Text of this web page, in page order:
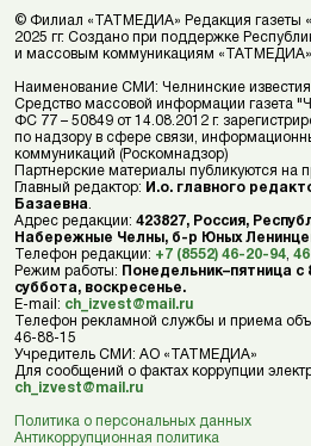
© Филиал «ТАТМЕДИА» Редакция газеты
2025 гг. Создано при поддержке
и массовым коммуникациям «ТАТМЕДИА».
Наименование СМИ: Челнинские известия
Средство массовой информации газета
ФС 77 – 50849 от 14.08.2012 г.
по надзору в сфере связи,
коммуникаций (Роскомнадзор)
Партнерские материалы публикуются на
Главный редактор: И.о. главного
Базаевна
Адрес редакции: 423827, Россия,
Набережные Челны, б-р Юных
Телефон редакции: +7 (8552) 46-20-94
Режим работы: Понедельник–пятница с
суббота, воскресенье.
E-mail: ch_izvest@mail.ru
Телефон рекламной службы и приема
46-88-15
Учредитель СМИ: АО «ТАТМЕДИА»
Для сообщений о фактах коррупции
ch_izvest@mail.ru
Политика о персональных данных
Антикоррупционная политика